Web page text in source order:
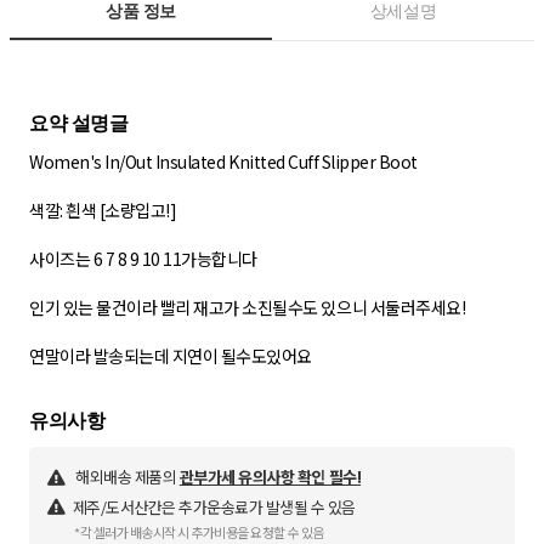
상품 정보 상세설명
요약 설명글
Women's In/Out Insulated Knitted Cuff Slipper Boot
색깔: 흰색 [소량입고!]
사이즈는 6 7 8 9 10 11가능합니다
인기 있는 물건이라 빨리 재고가 소진될수도 있으니 서둘러주세요!
연말이라 발송되는데 지연이 될수도있어요
유의사항
해외배송 제품의 관부가세 유의사항 확인 필수!
제주/도서산간은 추가운송료가 발생될 수 있음
*각 셀러가 배송시작 시 추가비용을 요청할 수 있음